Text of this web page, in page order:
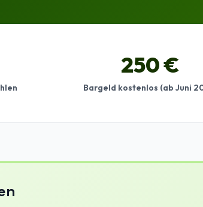
250 €
Bargeld kostenlos (ab Juni